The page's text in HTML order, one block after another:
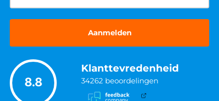
8.8
Klanttevredenheid
34262 beoordelingen